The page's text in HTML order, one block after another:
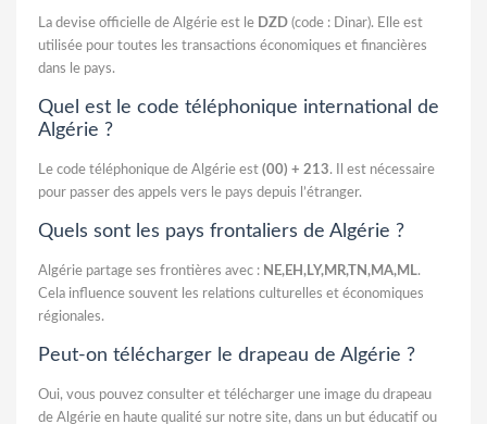
La devise officielle de Algérie est le DZD (code : Dinar). Elle est
utilisée pour toutes les transactions économiques et financières
dans le pays.
Quel est le code téléphonique international de
Algérie ?
Le code téléphonique de Algérie est (00) + 213. Il est nécessaire
pour passer des appels vers le pays depuis l’étranger.
Quels sont les pays frontaliers de Algérie ?
Algérie partage ses frontières avec : NE,EH,LY,MR,TN,MA,ML.
Cela influence souvent les relations culturelles et économiques
régionales.
Peut-on télécharger le drapeau de Algérie ?
Oui, vous pouvez consulter et télécharger une image du drapeau
de Algérie en haute qualité sur notre site, dans un but éducatif ou